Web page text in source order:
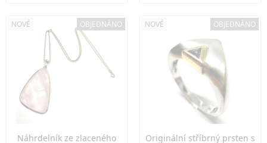
NOVÉ OBJEDNÁNO
Náhrdelník ze zlaceného
NOVÉ OBJEDNÁNO
Originální stříbrný prsten s